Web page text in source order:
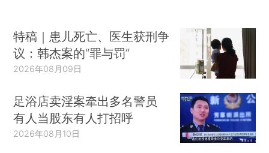
特稿｜患儿死亡、医生获刑争
议：韩杰案的“罪与罚”
2026年08月09日
足浴店卖淫案牵出多名警员
有人当股东有人打招呼
2026年08月10日